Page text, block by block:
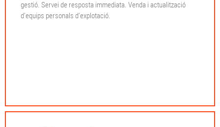
gestió. Servei de resposta immediata. Venda i actualització
d’equips personals d’explotació.